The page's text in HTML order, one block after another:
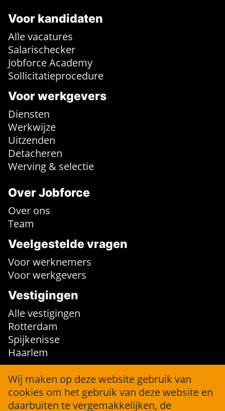
Voor kandidaten
Alle vacatures
Salarischecker
Jobforce Academy
Sollicitatieprocedure
Voor werkgevers
Diensten
Werkwijze
Uitzenden
Detacheren
Werving & selectie
Over Jobforce
Over ons
Team
Veelgestelde vragen
Voor werknemers
Voor werkgevers
Vestigingen
Alle vestigingen
Rotterdam
Spijkenisse
Haarlem
Contact
info@jobforce.nl
Wij maken op deze website gebruik van
cookies om het gebruik van deze website en
daarbuiten te vergemakkelijken, de